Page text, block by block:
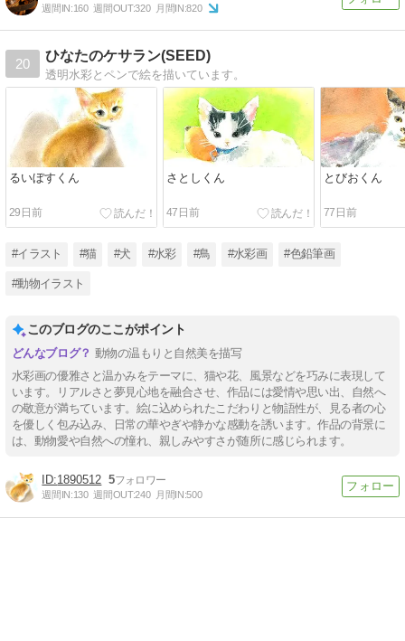
週間IN:160 週間OUT:320 月間IN:820
20
ひなたのケサラン(SEED)
透明水彩とペンで絵を描いています。
るいぼすくん
29日前
さとしくん
47日前
とびおくん
77日前
#イラスト #猫 #犬 #水彩 #鳥 #水彩画 #色鉛筆画
#動物イラスト
このブログのここがポイント
動物の温もりと自然美を描写
水彩画の優雅さと温かみをテーマに、猫や花、風景などを巧みに表現して
います。リアルさと夢見心地を融合させ、作品には愛情や思い出、自然へ
の敬意が満ちています。絵に込められたこだわりと物語性が、見る者の心
を優しく包み込み、日常の華やぎや静かな感動を誘います。作品の背景に
は、動物愛や自然への憧れ、親しみやすさが随所に感じられます。
1890512 5
週間IN:130 週間OUT:240 月間IN:500